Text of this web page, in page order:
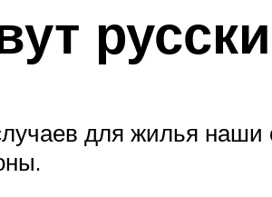
для жилья наши